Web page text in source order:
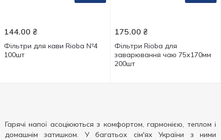
144.00 ₴
Фільтри для кави Rioba №4
100шт
175.00 ₴
Фільтри Rioba для
заварювання чаю 75х170мм
200шт
Гарячі напої асоціюються з комфортом, гармонією, теплом і
домашнім затишком. У багатьох сім'ях України з ними